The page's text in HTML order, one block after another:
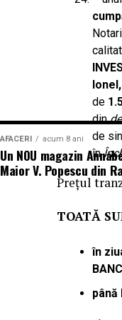
de
din
de
în
Prețul
TOATĂ
în
până
acestor date
spalatoria ta.
de bază.
pacienților și
O decizie bine
susține și
investiție în
locație, în
Centrala
într-un
client la fiecare
Configurația
Modelul livrat
dimensionată
auxiliare de șantier.
AFACERI acum 8 ani
Un NOU magazin
Maior V. Popescu din